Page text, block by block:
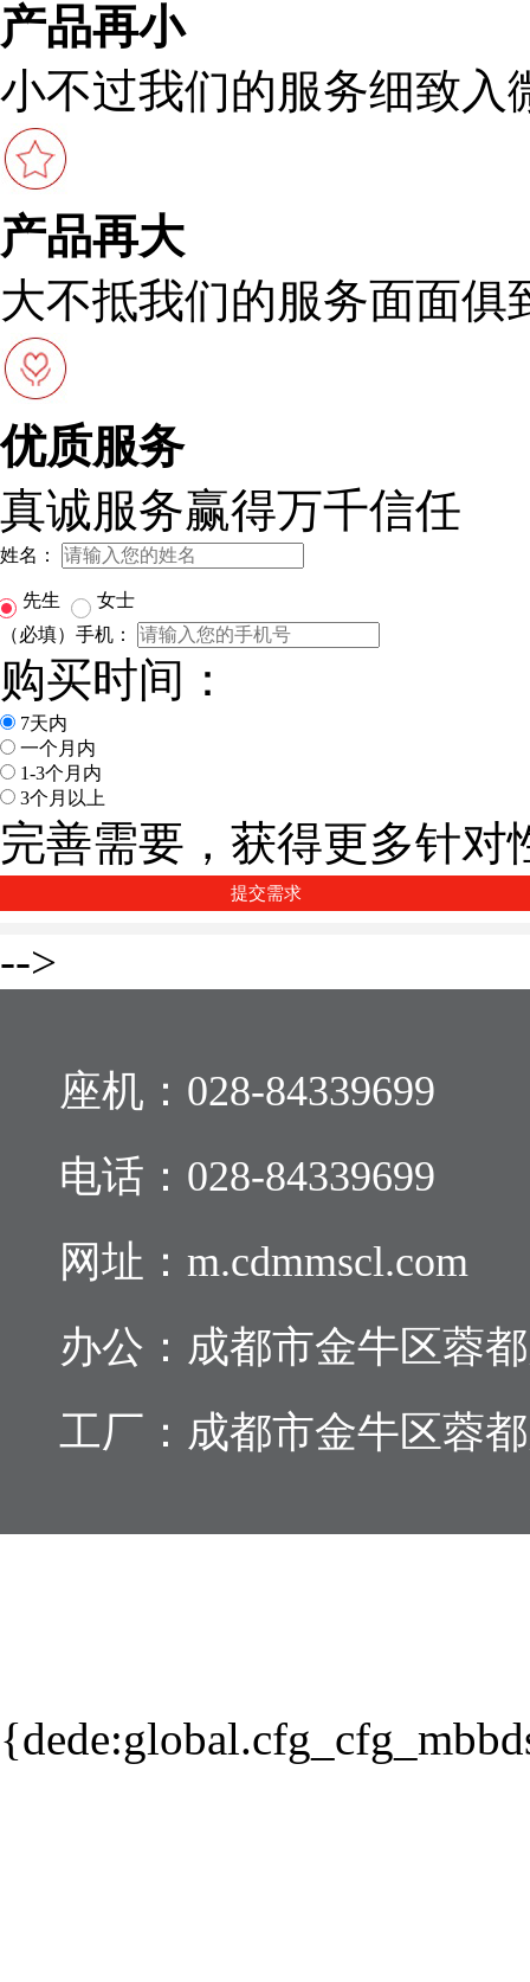
产品再小
小不过我们的服务细致入
产品再大
大不抵我们的服务面面俱
优质服务
真诚服务赢得万千信任
姓名：
先生
女士
（必填）手机：
购买时间：
7天内
一个月内
1-3个月内
3个月以上
完善需要，获得更多针
-->
座机： 028-84339699
电话： 028-84339699
网址：m.cdmmscl.com
办公：成都市金牛区蓉
工厂：成都市金牛区蓉